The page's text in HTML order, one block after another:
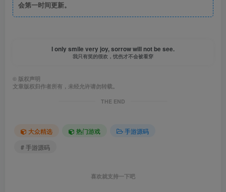
会第一时间更新。
I only smile very joy, sorrow will not be see.
我只有笑的很欢，忧伤才不会被看穿
© 版权声明
文章版权归作者所有，未经允许请勿转载。
THE END
大众精选 热门游戏
手游源码
# 手游源码
喜欢就支持一下吧